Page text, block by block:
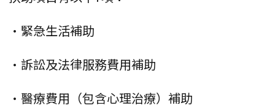
•緊急生活補助
•訴訟及法律服務費用補助
•醫療費用（包含心理治療）補助